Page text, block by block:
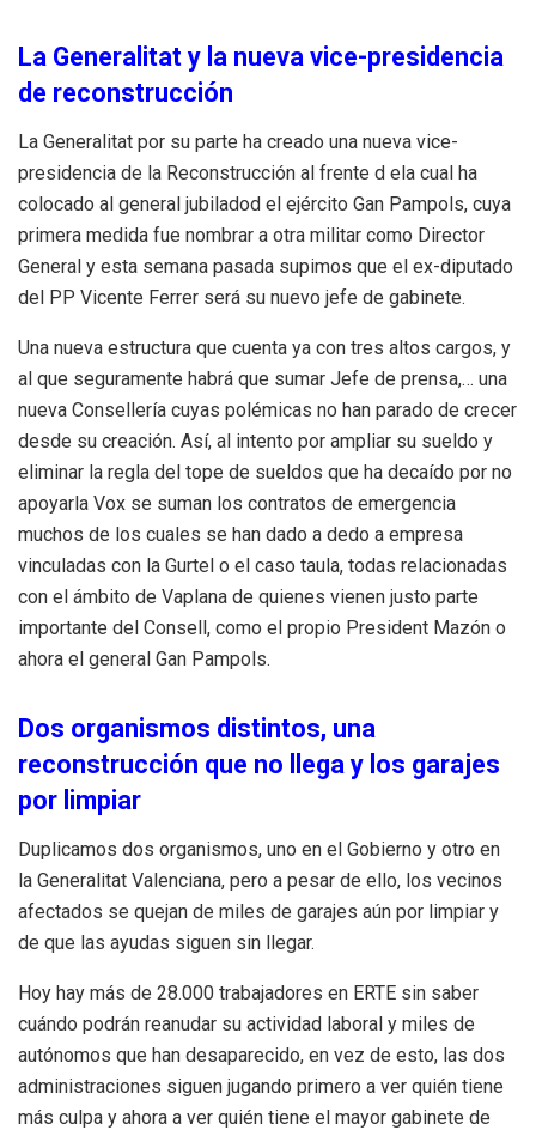
La Generalitat y la nueva vice-presidencia
de reconstrucción
La Generalitat por su parte ha creado una nueva vice-
presidencia de la Reconstrucción al frente d ela cual ha
colocado al general jubiladod el ejército Gan Pampols, cuya
primera medida fue nombrar a otra militar como Director
General y esta semana pasada supimos que el ex-diputado
del PP Vicente Ferrer será su nuevo jefe de gabinete.
Una nueva estructura que cuenta ya con tres altos cargos, y
al que seguramente habrá que sumar Jefe de prensa,… una
nueva Consellería cuyas polémicas no han parado de crecer
desde su creación. Así, al intento por ampliar su sueldo y
eliminar la regla del tope de sueldos que ha decaído por no
apoyarla Vox se suman los contratos de emergencia
muchos de los cuales se han dado a dedo a empresa
vinculadas con la Gurtel o el caso taula, todas relacionadas
con el ámbito de Vaplana de quienes vienen justo parte
importante del Consell, como el propio President Mazón o
ahora el general Gan Pampols.
Dos organismos distintos, una
reconstrucción que no llega y los garajes
por limpiar
Duplicamos dos organismos, uno en el Gobierno y otro en
la Generalitat Valenciana, pero a pesar de ello, los vecinos
afectados se quejan de miles de garajes aún por limpiar y
de que las ayudas siguen sin llegar.
Hoy hay más de 28.000 trabajadores en ERTE sin saber
cuándo podrán reanudar su actividad laboral y miles de
autónomos que han desaparecido, en vez de esto, las dos
administraciones siguen jugando primero a ver quién tiene
más culpa y ahora a ver quién tiene el mayor gabinete de